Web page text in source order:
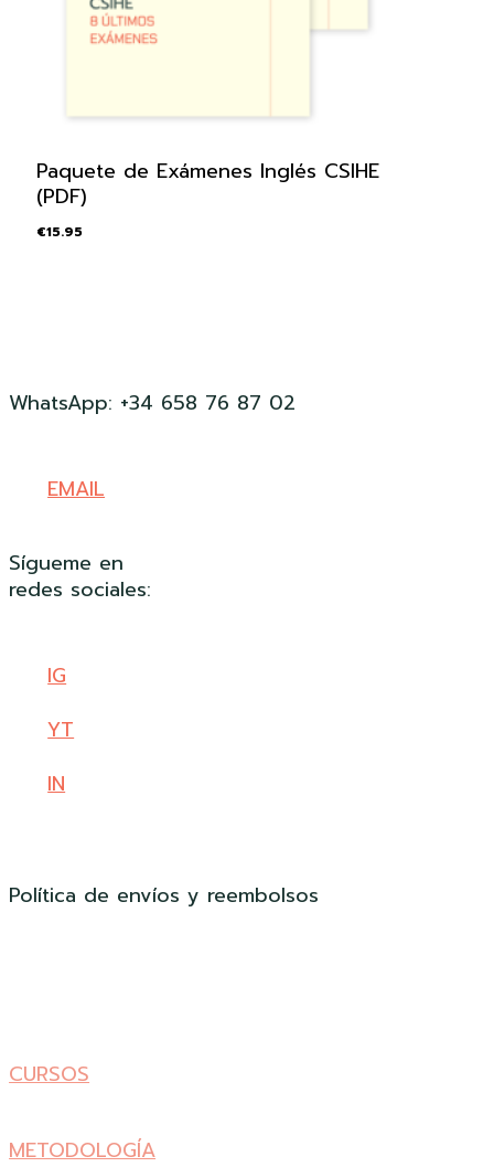
Paquete de Exámenes Inglés CSIHE
(PDF)
€15.95
WhatsApp: +34 658 76 87 02
EMAIL
Sígueme en
redes sociales:
IG
YT
IN
Política de envíos y reembolsos
CURSOS
METODOLOGÍA